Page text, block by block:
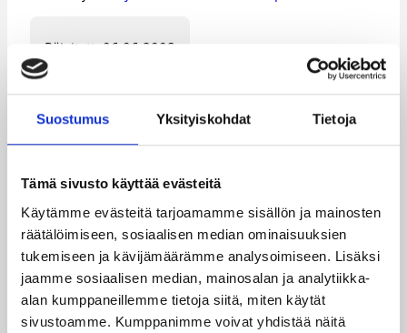
Suostumus Yksityiskohdat Tietoja
Tämä sivusto käyttää evästeitä
Käytämme evästeitä tarjoamamme sisällön ja mainosten
räätälöimiseen, sosiaalisen median ominaisuuksien
tukemiseen ja kävijämäärämme analysoimiseen. Lisäksi
jaamme sosiaalisen median, mainosalan ja analytiikka-
alan kumppaneillemme tietoja siitä, miten käytät
sivustoamme. Kumppanimme voivat yhdistää näitä
Päivitetty06.06.2008
Kategoriat
Katso myös